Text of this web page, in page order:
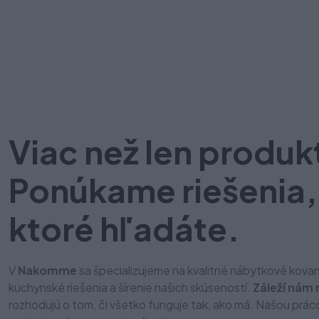
Viac než len
Ponúkame riešenia,
ktoré hľadáte.
VNakomme sa špecializujeme na kvalitné nábytkové
kuchynské riešenia a šírenie našich skúseností. Záleží nám
rozhodujú o tom, či všetko funguje tak, ako má. Našou